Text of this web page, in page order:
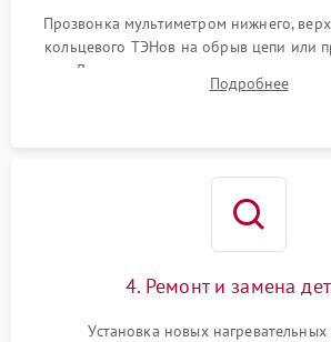
Прозвонка мультиметром нижнего,
кольцевого ТЭНов на обрыв цепи или
Диагностика термостата, датчиков
переключателя режимов и мотора
Подробнее
4. Ремонт и замена
Установка новых